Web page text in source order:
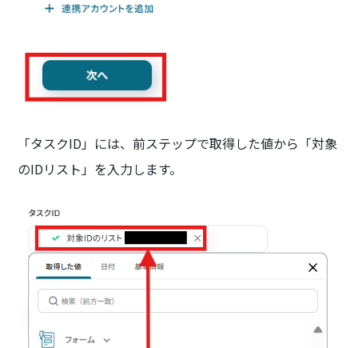
「タスクID」には、前ステップで取得した値から「対象
のIDリスト」を入力します。